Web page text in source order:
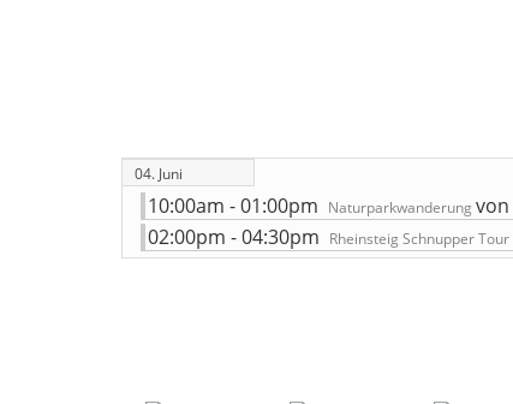
04. Juni
10:00am - 01:00pm Naturparkwanderung von
02:00pm - 04:30pm Rheinsteig Schnupper Tour